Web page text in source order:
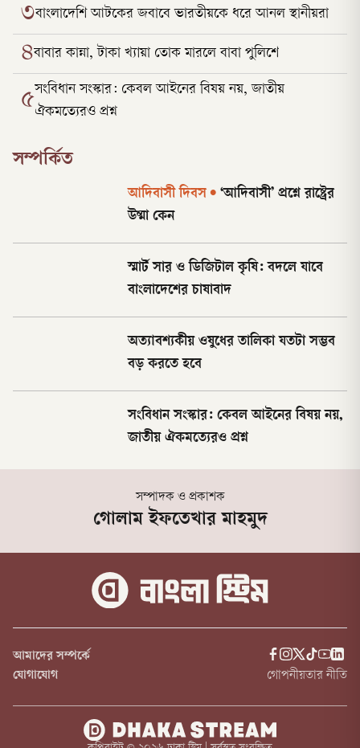
৩বাংলাদেশি আটকের জবাবে ভারতীয়কে ধরে আনল স্থানীয়রা
৪বাবার কান্না, টাকা খ্যায়া তোক মারলে বাবা পুলিশে
৫সংবিধান সংস্কার: কেবল আইনের বিষয় নয়, জাতীয়
ঐকমত্যেরও প্রশ্ন
সম্পর্কিত
আদিবাসী দিবস • ‘আদিবাসী’ প্রশ্নে রাষ্ট্রের
উষ্মা কেন
স্মার্ট সার ও ডিজিটাল কৃষি: বদলে যাবে
বাংলাদেশের চাষাবাদ
অত্যাবশ্যকীয় ওষুধের তালিকা যতটা সম্ভব
বড় করতে হবে
সংবিধান সংস্কার: কেবল আইনের বিষয় নয়,
জাতীয় ঐকমত্যেরও প্রশ্ন
সম্পাদক ও প্রকাশক
গোলাম ইফতেখার মাহমুদ
গোপনীয়তার নীতি
আমাদের সম্পর্কে
যোগাযোগ